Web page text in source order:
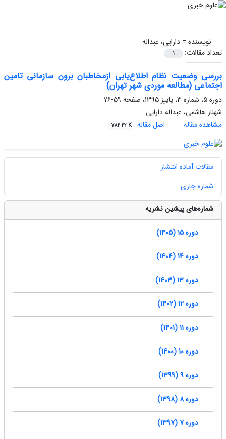
نویسنده =دارایی، عبداله
تعداد مقالات:
1
بررسی وضعیت نظام اطلاع‌یابی ازمخاطبان برون سازمانی تامین
اجتماعی (مطالعه موردی شهر تهران)
دوره 5، شماره 3، پاییز 1395، صفحه
59-76
شهناز هاشمی، عبداله دارایی
مشاهده مقاله
اصل مقاله 782.22 K
مقالات آماده انتشار
شماره جاری
شماره‌های پیشین نشریه
دوره 15 (1405)
دوره 14 (1404)
دوره 13 (1403)
دوره 12 (1402)
دوره 11 (1401)
دوره 10 (1400)
دوره 9 (1399)
دوره 8 (1398)
دوره 7 (1397)